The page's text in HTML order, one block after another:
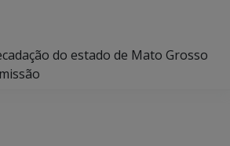
do estado de Mato Grosso